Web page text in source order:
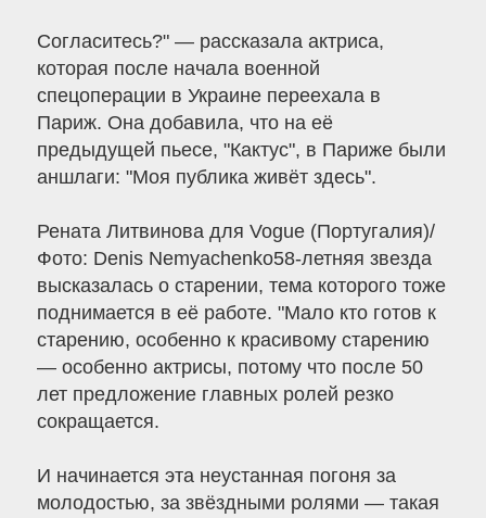
Согласитесь?" — рассказала актриса,
которая после начала военной
спецоперации в Украине переехала в
Париж. Она добавила, что на её
предыдущей пьесе, "Кактус", в Париже были
аншлаги: "Моя публика живёт здесь".
Рената Литвинова для Vogue (Португалия)/
Фото: Denis Nemyachenko58-летняя звезда
высказалась о старении, тема которого тоже
поднимается в её работе. "Мало кто готов к
старению, особенно к красивому старению
— особенно актрисы, потому что после 50
лет предложение главных ролей резко
сокращается.
И начинается эта неустанная погоня за
молодостью, за звёздными ролями — такая